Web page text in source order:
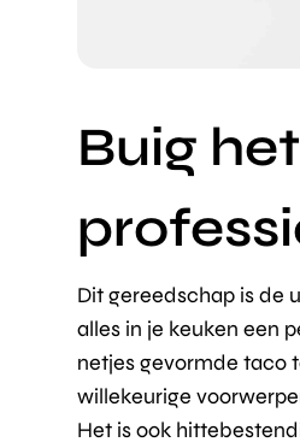
Buig
Dit gereedschap is de
alles in je keuken een
netjes gevormde taco
willekeurige
Het is ook